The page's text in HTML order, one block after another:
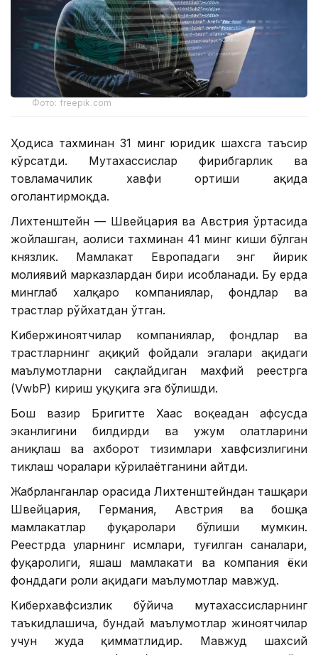
Фото: freepik.com
Ҳодиса тахминан 31 минг юридик шахсга таъсир
кўрсатди. Мутахассислар фирибгарлик ва
товламачилик хавфи ортиши ҳақида
огоҳлантирмоқда.
Лихтенштейн — Швейцария ва Австрия ўртасида
жойлашган, аҳолиси тахминан 41 минг киши бўлган
князлик. Мамлакат Европадаги энг йирик
молиявий марказлардан бири ҳисобланади. Бу ерда
минглаб халқаро компаниялар, фондлар ва
трастлар рўйхатдан ўтган.
Кибержиноятчилар компаниялар, фондлар ва
трастларнинг ҳақиқий фойдали эгалари ҳақидаги
маълумотларни сақлайдиган махфий реестрга
(VwbP) кириш ҳуқуқига эга бўлишди.
Бош вазир Бригитте Хаас воқеадан афсусда
эканлигини билдирди ва ҳужум ҳолатларини
аниқлаш ва ахборот тизимлари хавфсизлигини
тиклаш чоралари кўрилаётганини айтди.
Жабрланганлар орасида Лихтенштейндан ташқари
Швейцария, Германия, Австрия ва бошқа
мамлакатлар фуқаролари бўлиши мумкин.
Реестрда уларнинг исмлари, туғилган саналари,
фуқаролиги, яшаш мамлакати ва компания ёки
фонддаги роли ҳақидаги маълумотлар мавжуд.
Киберхавфсизлик бўйича мутахассисларнинг
таъкидлашича, бундай маълумотлар жиноятчилар
учун жуда қимматлидир. Мавжуд шахсий